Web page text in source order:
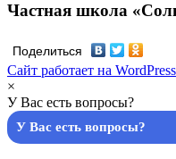
Частная школа
Поделиться
Сайт работает на WordPress
×
У Вас есть вопросы?
У Вас есть вопросы?